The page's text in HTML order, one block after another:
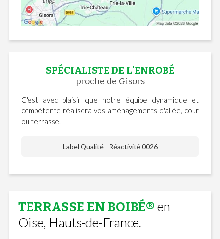
SPÉCIALISTE DE L'ENROBÉ
proche de Gisors
C'est avec plaisir que notre équipe dynamique et
compétente réalisera vos aménagements d'allée, cour
ou terrasse.
Label Qualité - Réactivité 0026
TERRASSE EN BOIBÉ®en
Oise, Hauts-de-France.